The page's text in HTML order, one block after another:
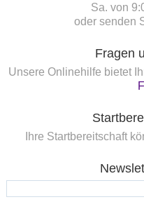
Sa. von
oder senden
Fragen
Unsere Onlinehilfe bietet
Ihre Startbereitschaft